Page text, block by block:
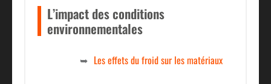
L’impact des conditions
environnementales
Les effets du froid sur les matériaux